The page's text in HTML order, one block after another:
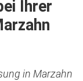
Ihrer
in Marzahn